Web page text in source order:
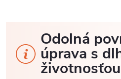
Odolná
úprava s
životnosťou